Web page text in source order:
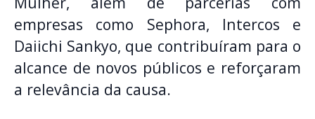
empresas como Sephora, Intercos e
Daiichi Sankyo, que contribuíram para o
alcance de novos públicos e reforçaram
a relevância da causa.